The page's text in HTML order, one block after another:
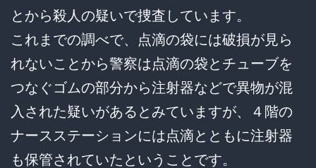
とから殺人の疑いで捜査しています。
これまでの調べで、点滴の袋には破損が見ら
れないことから警察は点滴の袋とチューブを
つなぐゴムの部分から注射器などで異物が混
入された疑いがあるとみていますが、４階の
ナースステーションには点滴とともに注射器
も保管されていたということです。